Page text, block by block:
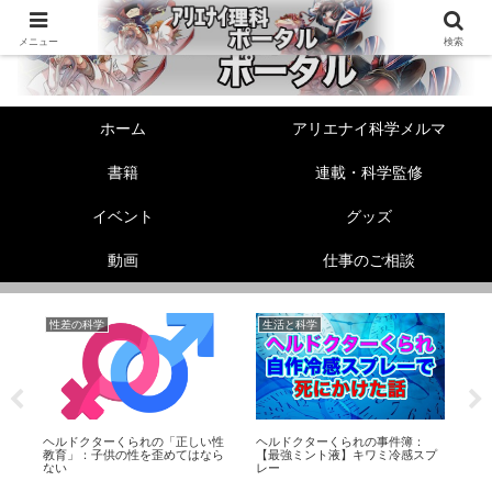
ホーム アリエナイ科学メルマ
書籍 連載・科学監修
イベント グッズ
動画 仕事のご相談
性差の科学
ヘルドクターくられの「正しい性
教育」：子供の性を歪めてはなら
ない
生活と科学
ヘルドクターくられの事件簿：
【最強ミント液】キワミ冷感スプ
レー
メニュー 検索